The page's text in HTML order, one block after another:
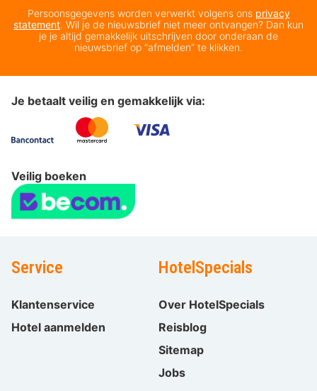
Persoonsgegevens worden verwerkt volgens ons privacy
statement. Wil je de nieuwsbrief niet meer ontvangen? Dan kun
je je altijd gemakkelijk uitschrijven door onderaan de
nieuwsbrief op “afmelden” te klikken.
Je betaalt veilig en gemakkelijk via:
Veilig boeken
Service
Klantenservice
Hotel aanmelden
HotelSpecials
Over HotelSpecials
Reisblog
Sitemap
Jobs